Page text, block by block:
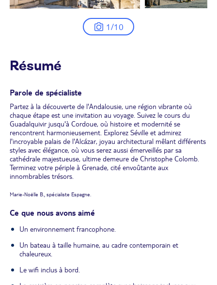
1/10
Résumé
Parole de spécialiste
Partez à la découverte de l'Andalousie, une région vibrante où
chaque étape est une invitation au voyage. Suivez le cours du
Guadalquivir jusqu'à Cordoue, où histoire et modernité se
rencontrent harmonieusement. Explorez Séville et admirez
l'incroyable palais de l'Alcázar, joyau architectural mêlant différents
styles avec élégance, où vous serez aussi émerveillés par sa
cathédrale majestueuse, ultime demeure de Christophe Colomb.
Terminez votre périple à Grenade, cité envoûtante aux
innombrables trésors.
Marie-Noëlle B., spécialiste Espagne.
Ce que nous avons aimé
Un environnement francophone.
Un bateau à taille humaine, au cadre contemporain et
chaleureux.
Le wifi inclus à bord.